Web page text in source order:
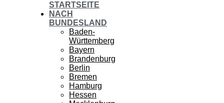
STARTSEITE
NACH
BUNDESLAND
Baden-
Württemberg
Bayern
Brandenburg
Berlin
Bremen
Hamburg
Hessen